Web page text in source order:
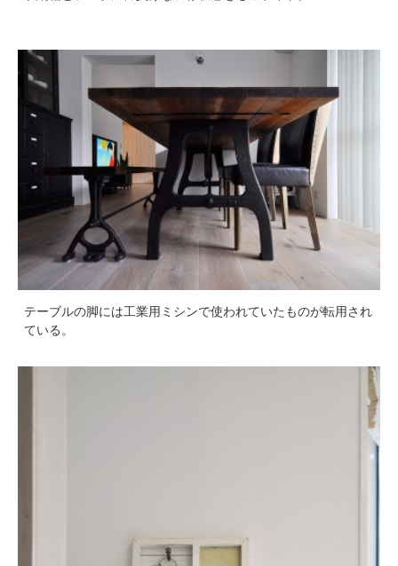
テーブルの脚には工業用ミシンで使われていたものが転用され
ている。